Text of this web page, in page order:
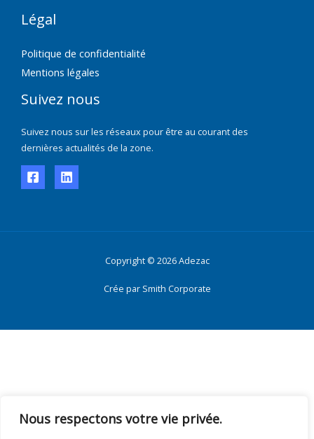
Nous respectons votre vie privée.
Légal
Politique de confidentialité
Mentions légales
Suivez nous
Suivez nous sur les réseaux pour être au courant des
dernières actualités de la zone.
Copyright © 2026 Adezac
Crée par Smith Corporate